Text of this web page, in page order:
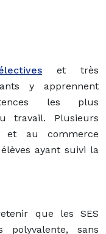
et très
y apprennent
les plus
travail. Plusieurs
et au commerce
ayant suivi la
que les SES
polyvalente, sans